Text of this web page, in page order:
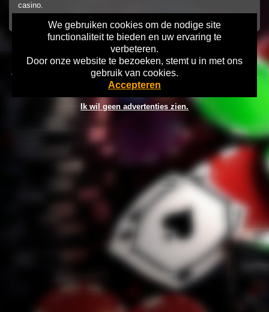
We gebruiken cookies om de nodige site
functionaliteit te bieden en uw ervaring te
verbeteren.
Door onze website te bezoeken, stemt u in met ons
gebruik van cookies.
Accepteren
casino.
Home Disclaimer
Gok Info
Copyright 2026 Games-Overzicht.nl Wat kost gokken jou? Stop op tijd,
18+
Ik wil geen advertenties zien.